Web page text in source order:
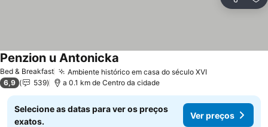
Partilhar
Bed & Breakfast Ambiente histórico em casa do século XVIVer preços
Penzion u Antonicka
6,9 539 a 0.1 km de Centro da cidade
Selecione as datas para ver os preços
exatos.
Ver preços